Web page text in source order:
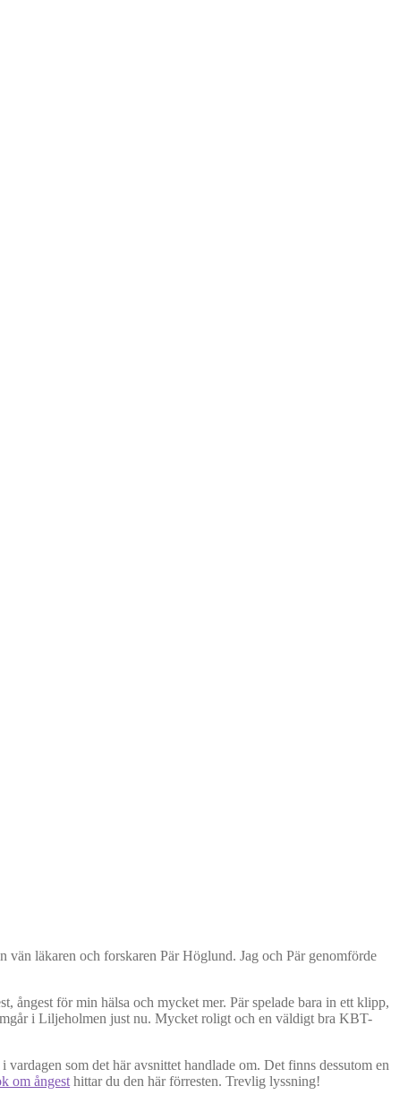
vän läkaren och forskaren Pär Höglund. Jag och Pär genomförde
ångest för min hälsa och mycket mer. Pär spelade bara in ett klipp,
i Liljeholmen just nu. Mycket roligt och en väldigt bra KBT-
som det här avsnittet handlade om. Det finns dessutom en
om ångest hittar du den här förresten. Trevlig lyssning!